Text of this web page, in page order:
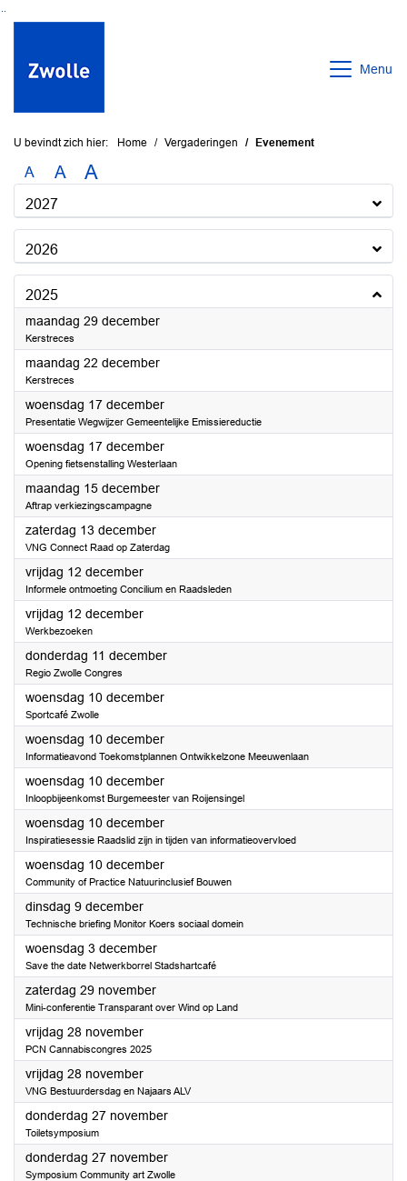
Ga naar de inhoud van deze pagina
Ga naar het zoeken
Ga naar het menu
Menu
U bevindt zich hier: Home Vergaderingen Evenement
A A A
2027
2026
2025
maandag 29 december2025
Kerstreces
maandag 22 december2025
Kerstreces
woensdag 17 december2025
Presentatie Wegwijzer Gemeentelijke Emissiereductie
woensdag 17 december2025
Opening fietsenstalling Westerlaan
maandag 15 december2025
Aftrap verkiezingscampagne
zaterdag 13 december2025
VNG Connect Raad op Zaterdag
vrijdag 12 december2025
Informele ontmoeting Concilium en Raadsleden
vrijdag 12 december2025
Werkbezoeken
donderdag 11 december2025
Regio Zwolle Congres
woensdag 10 december2025
Sportcafé Zwolle
woensdag 10 december2025
Informatieavond Toekomstplannen Ontwikkelzone Meeuwenlaan
woensdag 10 december2025
Inloopbijeenkomst Burgemeester van Roijensingel
woensdag 10 december2025
Inspiratiesessie Raadslid zijn in tijden van informatieovervloed
woensdag 10 december2025
Community of Practice Natuurinclusief Bouwen
dinsdag 9 december2025
Technische briefing Monitor Koers sociaal domein
woensdag 3 december2025
Save the date Netwerkborrel Stadshartcafé
zaterdag 29 november2025
Mini-conferentie Transparant over Wind op Land
vrijdag 28 november2025
PCN Cannabiscongres 2025
vrijdag 28 november2025
VNG Bestuurdersdag en Najaars ALV
donderdag 27 november2025
Toiletsymposium
donderdag 27 november2025
Symposium Community art Zwolle